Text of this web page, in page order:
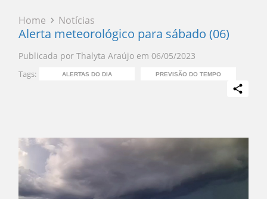
Home Notícias
Alerta meteorológico para sábado (06)
Publicada por Thalyta Araújo em 06/05/2023
Tags: ALERTAS DO DIA PREVISÃO DO TEMPO